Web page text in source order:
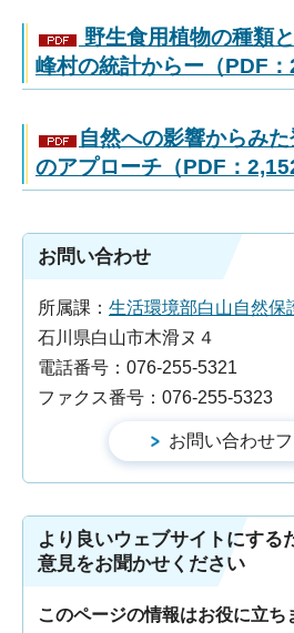
野生食用植物の種類
峰村の統計からー（PDF：
自然への影響からみ
のアプローチ（PDF：
お問い合わせ
所属課： 生活環境部白山自然
石川県白山市木滑ヌ４
電話番号：076-255-5321
ファクス番号：076-255-5323
より良いウェブサイトにする
意見をお聞かせください
このページの情報はお役に立ち